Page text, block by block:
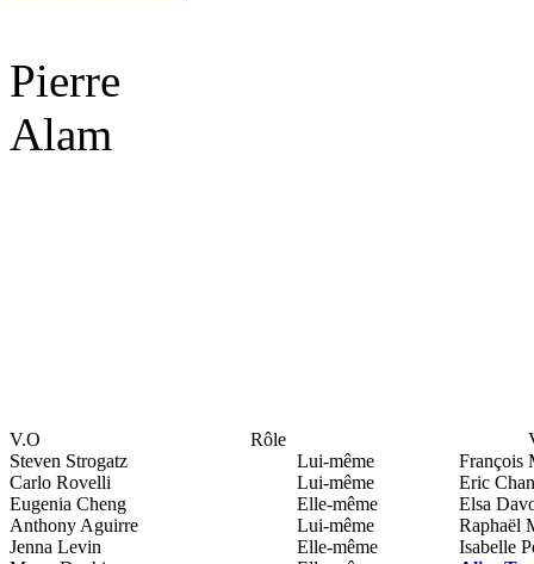
Pierre
Alam
V.O Rôle
Steven Strogatz
Lui-même
François
Carlo Rovelli
Lui-même
Eric
Eugenia Cheng
Elle-même
Elsa
Anthony Aguirre
Lui-même
Raphaël
Jenna Levin
Elle-même
Isabelle